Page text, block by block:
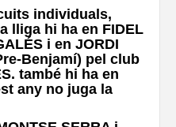
individuals,
lliga hi ha en FIDEL
i en JORDI
Benjamí) pel club
també hi ha en
any no juga la